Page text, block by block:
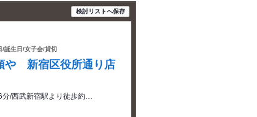
検討リストへ保存
誕生日/女子会/貸切
新宿区役所通り店
分/西武新宿駅より徒歩約…